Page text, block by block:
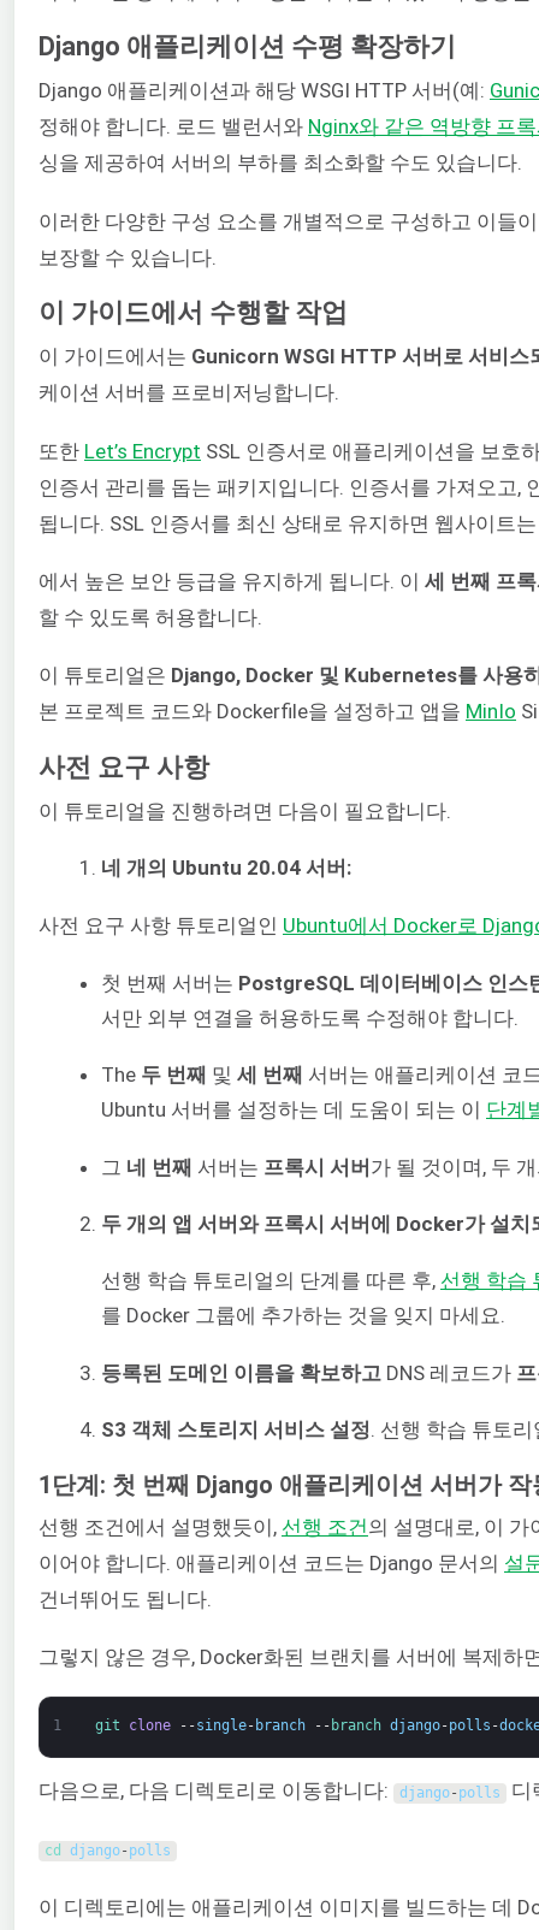
Django 애플리케이션 수평 확장하기
Django 애플리케이션과 해당 WSGI HTTP 서버(예:
정해야 합니다. 로드 밸런서와 Nginx와 같은 역방향 프
싱을 제공하여 서버의 부하를 최소화할 수도 있습니다.
이러한 다양한 구성 요소를 개별적으로 구성하고 이들
보장할 수 있습니다.
이 가이드에서 수행할 작업
이 가이드에서는 Gunicorn WSGI HTTP 서버로 서비
케이션 서버를 프로비저닝합니다.
또한 Let’s Encrypt SSL 인증서로 애플리케이션을 보호
인증서 관리를 돕는 패키지입니다. 인증서를 가져오고
됩니다. SSL 인증서를 최신 상태로 유지하면 웹사이트
에서 높은 보안 등급을 유지하게 됩니다. 이 세 번째 프
할 수 있도록 허용합니다.
이 튜토리얼은 Django, Docker 및 Kubernetes를 사용
본 프로젝트 코드와 Dockerfile을 설정하고 앱을 MinIo
사전 요구 사항
이 튜토리얼을 진행하려면 다음이 필요합니다.
네 개의 Ubuntu 20.04 서버:
사전 요구 사항 튜토리얼인 Ubuntu에서 Docker로
첫 번째 서버는 PostgreSQL 데이터베이스 인스
서만 외부 연결을 허용하도록 수정해야 합니다.
The 두 번째 및 세 번째 서버는 애플리케이션 코
Ubuntu 서버를 설정하는 데 도움이 되는 이 단계
그 네 번째 서버는 프록시 서버가 될 것이며, 두
두 개의 앱 서버와 프록시 서버에 Docker가 설치
선행 학습 튜토리얼의 단계를 따른 후, 선행 학습
를 Docker 그룹에 추가하는 것을 잊지 마세요.
등록된 도메인 이름을 확보하고 DNS 레코드가
S3 객체 스토리지 서비스 설정. 선행 학습 튜토
1단계: 첫 번째 Django 애플리케이션 서버가
선행 조건에서 설명했듯이, 선행 조건의 설명대로, 이
이어야 합니다. 애플리케이션 코드는 Django 문서의 설
건너뛰어도 됩니다.
그렇지 않은 경우, Docker화된 브랜치를 서버에 복제
1 git clone --single- branch -- branch django-polls -
다음으로, 다음 디렉토리로 이동합니다: django- polls 디
cd django- polls
이 디렉토리에는 애플리케이션 이미지를 빌드하는 데